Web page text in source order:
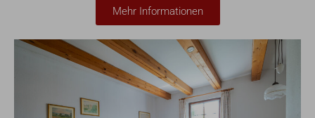
Mehr Informationen